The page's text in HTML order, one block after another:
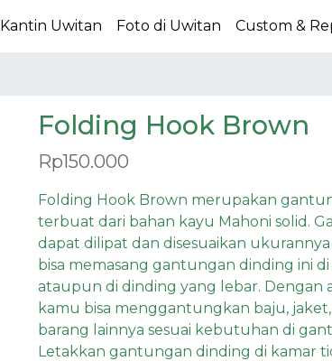
Kantin Uwitan Foto di Uwitan Custom &
Folding Hook Brown
Rp150.000
Folding Hook Brown merupakan
terbuat dari bahan kayu Mahoni solid.
dapat dilipat dan disesuaikan
bisa memasang gantungan dinding ini
ataupun di dinding yang lebar. Dengan
kamu bisa menggantungkan baju, jaket,
barang lainnya sesuai kebutuhan di
Letakkan gantungan dinding di kamar